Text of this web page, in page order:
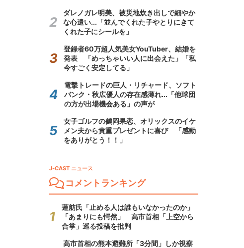
ダレノガレ明美、被災地炊き出しで細やか
な心遣い...「並んでくれた子やとりにきて
くれた子にシールを」
登録者60万超人気美女YouTuber、結婚を
発表 「めっちゃいい人に出会えた」「私
今すごく安定してる」
電撃トレードの巨人・リチャード、ソフト
バンク・秋広優人の存在感薄れ...「他球団
の方が出場機会ある」の声が
女子ゴルフの鶴岡果恋、オリックスのイケ
メン夫から貴重プレゼントに喜び 「感動
をありがとう！！」
J-CAST ニュース
コメントランキング
蓮舫氏「止める人は誰もいなかったのか」
「あまりにも愕然」 高市首相「上空から
合掌」巡る投稿を批判
高市首相の熊本避難所「3分間」しか視察